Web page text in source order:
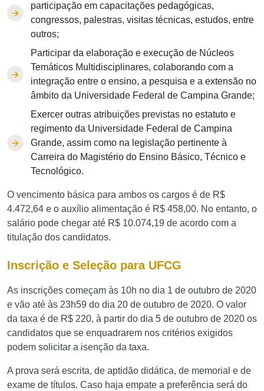
participação em capacitações pedagógicas,
congressos, palestras, visitas técnicas, estudos, entre
outros;
Participar da elaboração e execução de Núcleos
Temáticos Multidisciplinares, colaborando com a
integração entre o ensino, a pesquisa e a extensão no
âmbito da Universidade Federal de Campina Grande;
Exercer outras atribuições previstas no estatuto e
regimento da Universidade Federal de Campina
Grande, assim como na legislação pertinente à
Carreira do Magistério do Ensino Básico, Técnico e
Tecnológico.
O vencimento básica para ambos os cargos é de R$
4.472,64 e o auxílio alimentação é R$ 458,00. No entanto, o
salário pode chegar até R$ 10.074,19 de acordo com a
titulação dos candidatos.
Inscrição e Seleção para UFCG
As inscrições começam às 10h no dia 1 de outubro de 2020
e vão até às 23h59 do dia 20 de outubro de 2020. O valor
da taxa é de R$ 220, à partir do dia 5 de outubro de 2020 os
candidatos que se enquadrarem nos critérios exigidos
podem solicitar a isenção da taxa.
A prova será escrita, de aptidão didática, de memorial e de
exame de títulos. Caso haja empate a preferência será do